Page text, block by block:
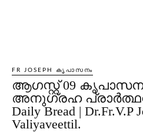
FR JOSEPH കൃപാസനം
ആഗസ്റ്റ് 09
അനുഗ്രഹ പ്രാർത്ഥന
Daily Bread | Dr.Fr.V.P
Valiyaveettil.